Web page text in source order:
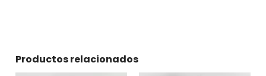
Productos relacionados